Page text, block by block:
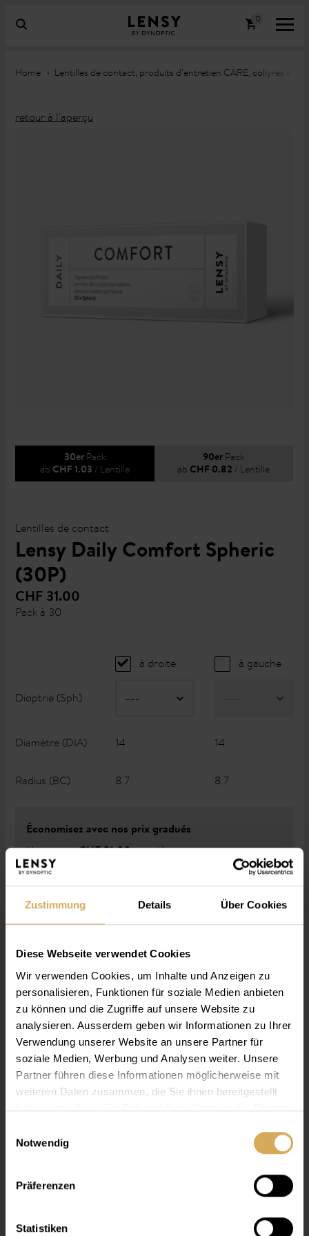
Zustimmung Details Über Cookies
Diese Webseite verwendet Cookies
Wir verwenden Cookies, um Inhalte und Anzeigen zu
personalisieren, Funktionen für soziale Medien anbieten
zu können und die Zugriffe auf unsere Website zu
analysieren. Ausserdem geben wir Informationen zu Ihrer
Verwendung unserer Website an unsere Partner für
soziale Medien, Werbung und Analysen weiter. Unsere
Partner führen diese Informationen möglicherweise mit
weiteren Daten zusammen, die Sie ihnen bereitgestellt
haben oder die sie im Rahmen Ihrer Nutzung der Dienste
Notwendig
Präferenzen
Statistiken
Home Lentilles de contact, produits d’entretien CARE, collyres et
retour à l'aperçu
90er Pack
ab CHF 0.82 / Lentille
30erPack
ab CHF 1.03 / Lentille
Lentilles de contact
Lensy Daily Comfort Spheric
(30P)
CHF 31.00
Pack à 30
à droite à gauche
Dioptrie (Sph)
Diamètre (DIA) 14 14
Radius (BC) 8.7 8.7
Économisez avec nos prix gradués
Un paquetCHF 31.00par pièce
4 Pack pour
8 Pack pour
Prix total CHF 31.00
acheter maintenant
en savoir plus
(anciennement Dynalens 1 Comfort) garantissent une
tolérance immédiate une fois posées sur l’œil. Tout au long